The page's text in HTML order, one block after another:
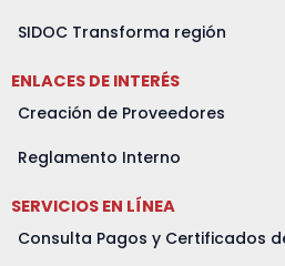
a
p
o
o
k
g
m
SIDOC Transforma región
ENLACES DE INTERÉS
Creación de Proveedores
Reglamento Interno
SERVICIOS EN LÍNEA
Consulta Pagos y Certificados